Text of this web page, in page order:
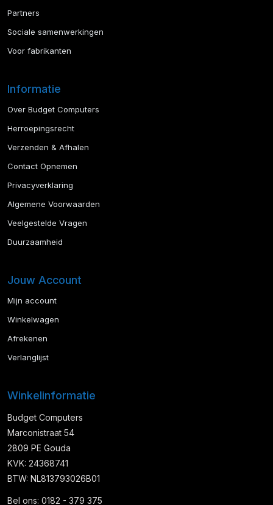
Partners
Sociale samenwerkingen
Voor fabrikanten
Informatie
Over Budget Computers
Herroepingsrecht
Verzenden & Afhalen
Contact Opnemen
Privacyverklaring
Algemene Voorwaarden
Veelgestelde Vragen
Duurzaamheid
Jouw Account
Mijn account
Winkelwagen
Afrekenen
Verlanglijst
Winkelinformatie
Budget Computers
Marconistraat 54
2809 PE Gouda
KVK: 24368741
BTW: NL813793026B01
Bel ons: 0182 - 379 375